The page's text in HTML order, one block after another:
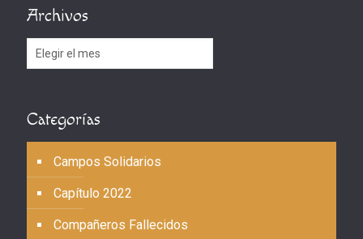
Archivos
Archivos
Categorías
Campos Solidarios
Capítulo 2022
Compañeros Fallecidos